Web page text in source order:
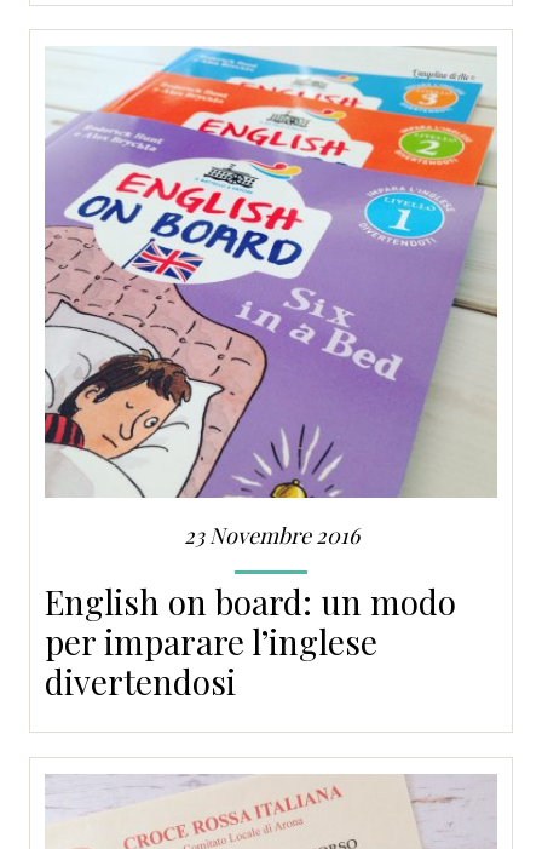
23 Novembre 2016
English on board: un modo
per imparare l’inglese
divertendosi